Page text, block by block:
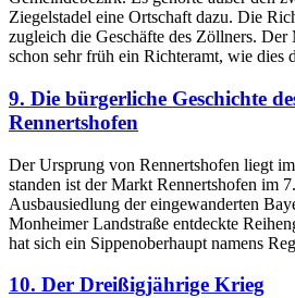
Ziegelstadel eine Ortschaft dazu. Die
zugleich die Geschäfte des Zöllners. Der
schon sehr früh ein Richter­amt, wie dies
9. Die bürgerliche Geschichte
Rennertshofen
Der Ursprung von Rennertshofen liegt
standen ist der Markt Rennertshofen im
Ausbau­siedlung der eingewanderten
Monheimer Landstraße entdeckte
hat sich ein Sippenoberhaupt namens
10. Der Dreißigjährige Krieg